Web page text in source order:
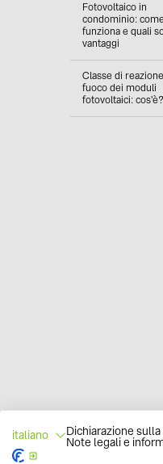
Fotovoltaico in
condominio: come
funziona e quali
vantaggi
Classe di
fuoco dei moduli
fotovoltaici: cos'è?
italiano Dichiarazione
Note legali e